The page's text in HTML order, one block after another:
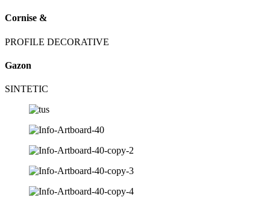
Cornise &
PROFILE DECORATIVE
Gazon
SINTETIC